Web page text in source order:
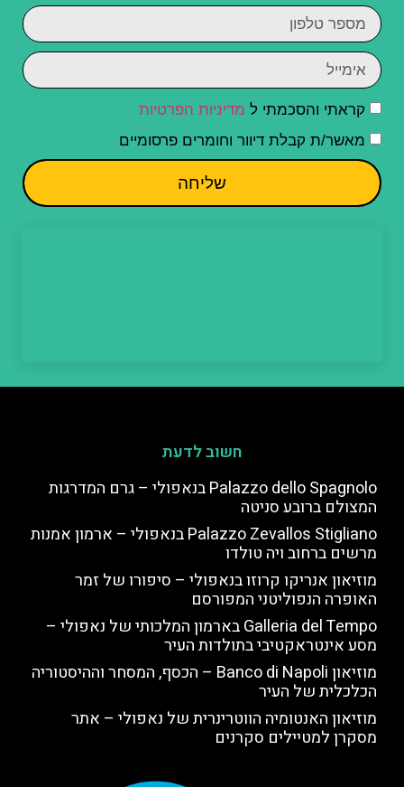
קראתי והסכמתי ל מדיניות הפרטיות
מאשר/ת קבלת דיוור וחומרים פרסומיים
שליחה
חשוב לדעת
Palazzo dello Spagnolo בנאפולי – גרם המדרגות
המצולם ברובע סניטה
Palazzo Zevallos Stigliano בנאפולי – ארמון אמנות
מרשים ברחוב ויה טולדו
מוזיאון אנריקו קרוזו בנאפולי – סיפורו של זמר
האופרה הנפוליטני המפורסם
Galleria del Tempo בארמון המלכותי של נאפולי –
מסע אינטראקטיבי בתולדות העיר
מוזיאון Banco di Napoli – הכסף, המסחר וההיסטוריה
הכלכלית של העיר
מוזיאון האנטומיה הווטרינרית של נאפולי – אתר
מסקרן למטיילים סקרנים